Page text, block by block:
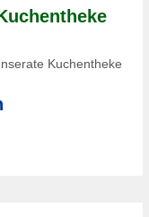
Kuchentheke